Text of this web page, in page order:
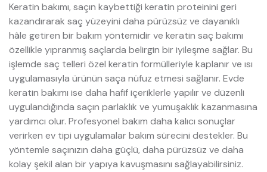
Keratin bakımı, saçın kaybettiği keratin proteinini geri
kazandırarak saç yüzeyini daha pürüzsüz ve dayanıklı
hâle getiren bir bakım yöntemidir ve keratin saç bakımı
özellikle yıpranmış saçlarda belirgin bir iyileşme sağlar. Bu
işlemde saç telleri özel keratin formülleriyle kaplanır ve ısı
uygulamasıyla ürünün saça nüfuz etmesi sağlanır. Evde
keratin bakımı ise daha hafif içeriklerle yapılır ve düzenli
uygulandığında saçın parlaklık ve yumuşaklık kazanmasına
yardımcı olur. Profesyonel bakım daha kalıcı sonuçlar
verirken ev tipi uygulamalar bakım sürecini destekler. Bu
yöntemle saçınızın daha güçlü, daha pürüzsüz ve daha
kolay şekil alan bir yapıya kavuşmasını sağlayabilirsiniz.